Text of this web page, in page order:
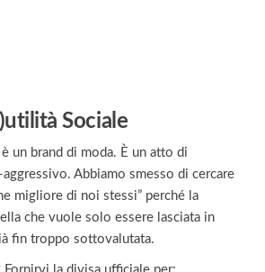
Sociale
un brand di moda. È un atto di
Abbiamo smesso di cercare
migliore di noi stessi” perché la
che vuole solo essere lasciata in
fin troppo sottovalutata.